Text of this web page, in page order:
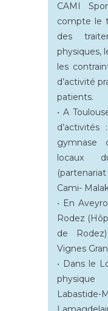
CAMI
compte le
des
physiques,
les
d’activité
patients.
• A
gymnase
locaux
Cami-
• En
Rodez
de
Vignes
• Dans le